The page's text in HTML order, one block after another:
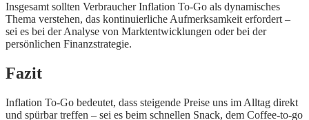
Insgesamt sollten Verbraucher Inflation To-Go als dynamisches
Thema verstehen, das kontinuierliche Aufmerksamkeit erfordert –
sei es bei der Analyse von Marktentwicklungen oder bei der
persönlichen Finanzstrategie.
Fazit
Inflation To-Go bedeutet, dass steigende Preise uns im Alltag direkt
und spürbar treffen – sei es beim schnellen Snack, dem Coffee-to-go